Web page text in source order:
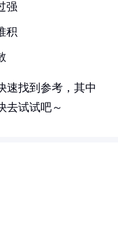
强
积
速找到参考，其中
去试试吧～